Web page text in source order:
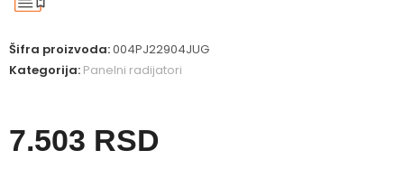
Šifra proizvoda:004PJ22904JUG
Kategorija: Panelni radijatori
7.503 RSD